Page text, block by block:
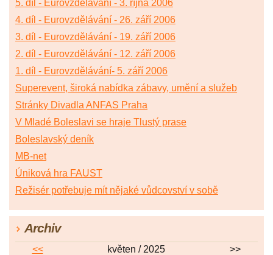
5. díl - Eurovzdělávání - 3. října 2006
4. díl - Eurovzdělávání - 26. září 2006
3. díl - Eurovzdělávání - 19. září 2006
2. díl - Eurovzdělávání - 12. září 2006
1. díl - Eurovzdělávání- 5. září 2006
Superevent, široká nabídka zábavy, umění a služeb
Stránky Divadla ANFAS Praha
V Mladé Boleslavi se hraje Tlustý prase
Boleslavský deník
MB-net
Úniková hra FAUST
Režisér potřebuje mít nějaké vůdcovství v sobě
Archiv
<< květen / 2025 >>